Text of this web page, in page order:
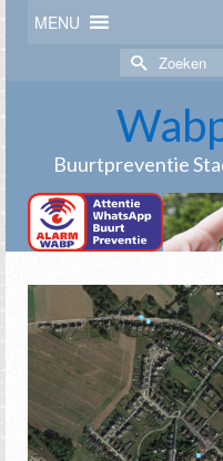
MENU
Zoek
naar:
Buurtpreventie